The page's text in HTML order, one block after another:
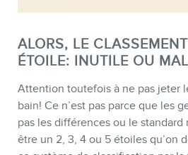
ALORS, LE
ÉTOILE: INUTILE OU
Attention toutefois à ne pas jeter
bain! Ce n’est pas parce que les
pas les différences ou le
être un 2, 3, 4 ou 5 étoiles qu’on